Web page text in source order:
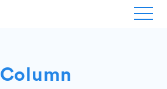
Column